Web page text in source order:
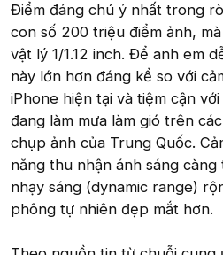
Điểm đáng chú ý nhất trong
con số 200 triệu điểm ảnh,
vật lý 1/1.12 inch. Để anh em
này lớn hơn đáng kể so với
iPhone hiện tại và tiệm cận
đang làm mưa làm gió trên
chụp ảnh của Trung Quốc.
năng thu nhận ánh sáng
nhạy sáng (dynamic range)
phông tự nhiên đẹp mắt hơn.